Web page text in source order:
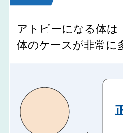
アトピーになる体は
体のケースが非常に